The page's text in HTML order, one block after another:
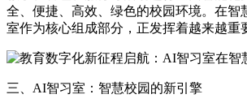
全、便捷、高效、绿色的校园环境。在智
室作为核心组成部分，正发挥着越来越重
三、AI智习室：智慧校园的新引擎